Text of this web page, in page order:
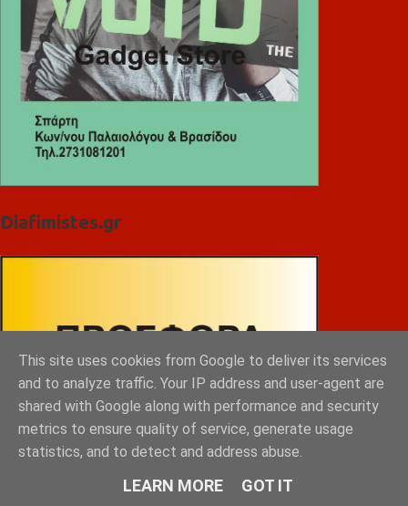
Diafimistes.gr
This site uses cookies from Google to deliver its services
and to analyze traffic. Your IP address and user-agent are
shared with Google along with performance and security
metrics to ensure quality of service, generate usage
statistics, and to detect and address abuse.
LEARN MORE GOT IT